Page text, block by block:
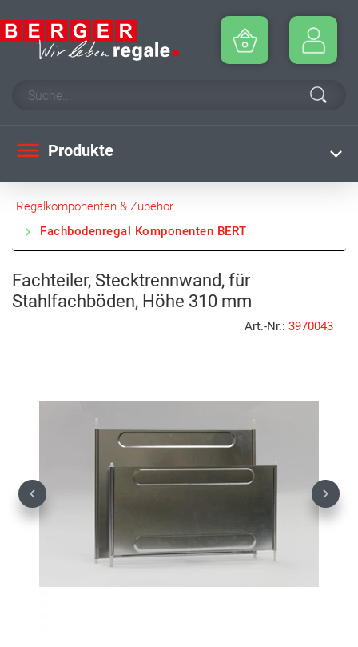
Produkte
Regalkomponenten & Zubehör
Fachbodenregal Komponenten BERT
Fachteiler, Stecktrennwand, für
Stahlfachböden, Höhe 310 mm
Art.-Nr.: 3970043
Previous Next